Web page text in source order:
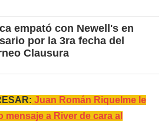
empató con Newell's en
por la 3ra fecha del
Clausura
Juan Román Riquelme le
mensaje a River de cara al